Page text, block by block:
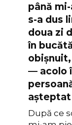
până
s-a dus
doua zi
în
— acolo
așteptat
După ce